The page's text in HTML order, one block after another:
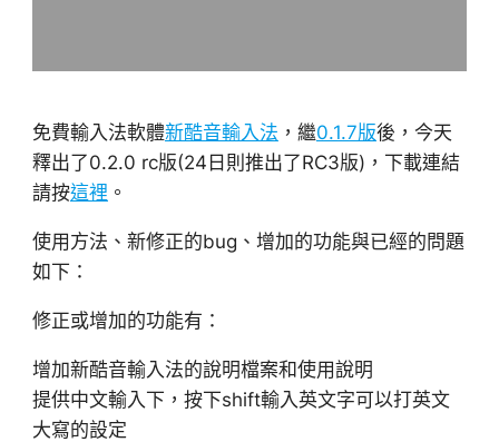
免費輸入法軟體新酷音輸入法 ，繼0.1.7版後，今天
釋出了0.2.0 rc版(24日則推出了RC3版)，下載連結
請按這裡 。
使用方法、新修正的bug、增加的功能與已經的問題
如下：
修正或增加的功能有：
增加新酷音輸入法的說明檔案和使用說明
提供中文輸入下，按下shift輸入英文字可以打英文
大寫的設定